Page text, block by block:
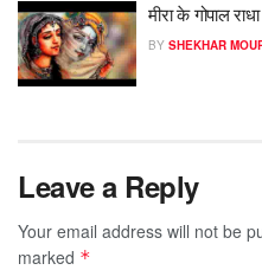
मीरा के गोपाल
BY SHEKHAR
Leave a Reply
Your email address will not be
marked *